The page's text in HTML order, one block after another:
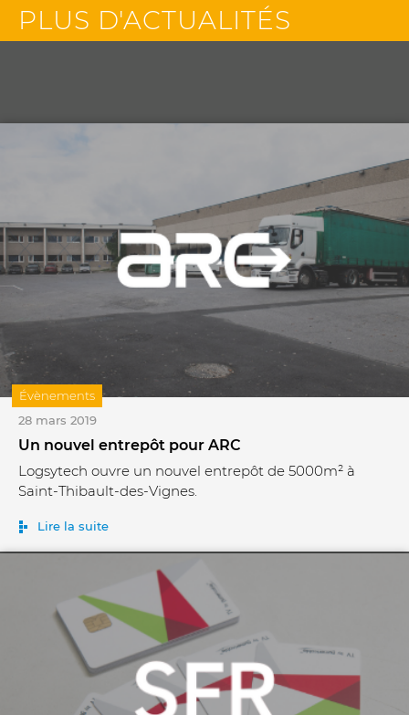
PLUS D'ACTUALITÉS
28 mars 2019
Un nouvel entrepôt pour ARC
Logsytech ouvre un nouvel entrepôt de 5000m² à
Saint-Thibault-des-Vignes.
Lire la suite
Évènements